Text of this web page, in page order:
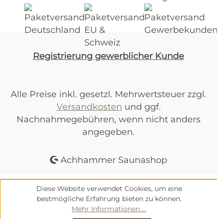
Registrierung gewerblicher Kunde
Alle Preise inkl. gesetzl. Mehrwertsteuer zzgl.
Versandkosten und ggf.
Nachnahmegebühren, wenn nicht anders
angegeben.
Achhammer Saunashop
Diese Website verwendet Cookies, um eine
bestmögliche Erfahrung bieten zu können.
Mehr Informationen ...